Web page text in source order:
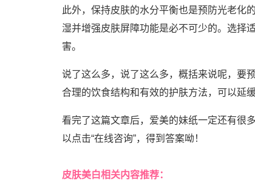
此外，保持皮肤的水分平衡也是预防光老化
湿并增强皮肤屏障功能是必不可少的。选择
害。
说了这么多，说了这么多，概括来说呢，要
合理的饮食结构和有效的护肤方法，可以延
看完了这篇文章后，爱美的妹纸一定还有很
以点击“在线咨询”，得到答案呦！
皮肤美白相关内容推荐：